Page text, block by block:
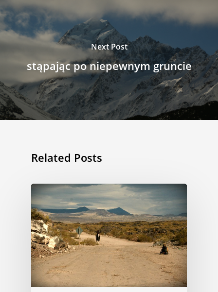
Next Post
stąpając po niepewnym gruncie
Related Posts